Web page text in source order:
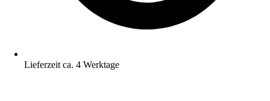
Lieferzeit ca. 4 Werktage